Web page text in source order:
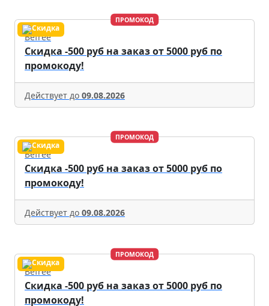
ПРОМОКОД
Befree
Скидка -500 руб на заказ от 5000 руб по
промокоду!
Действует до 09.08.2026
ПРОМОКОД
Befree
Скидка -500 руб на заказ от 5000 руб по
промокоду!
Действует до 09.08.2026
ПРОМОКОД
Befree
Скидка -500 руб на заказ от 5000 руб по
промокоду!